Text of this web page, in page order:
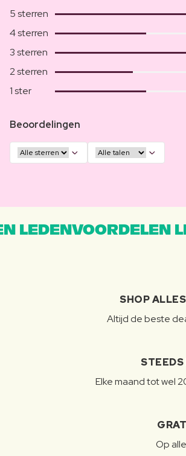
5 sterren
4 sterren
3 sterren
2 sterren
1 ster
Beoordelingen
LEDENVOORDELEN
SHOP
Altijd de beste
STEEDS
Elke maand tot wel
Op